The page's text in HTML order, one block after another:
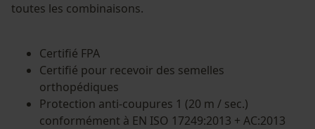
toutes les combinaisons.
Certifié FPA
Certifié pour recevoir des semelles
orthopédiques
Protection anti-coupures 1 (20 m / sec.)
conformément à EN ISO 17249:2013 + AC:2013